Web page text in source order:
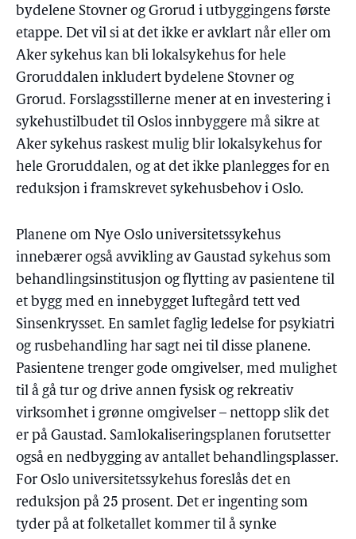
bydelene Stovner og Grorud i utbyggingens første
etappe. Det vil si at det ikke er avklart når eller om
Aker sykehus kan bli lokalsykehus for hele
Groruddalen inkludert bydelene Stovner og
Grorud. Forslagsstillerne mener at en investering i
sykehustilbudet til Oslos innbyggere må sikre at
Aker sykehus raskest mulig blir lokalsykehus for
hele Groruddalen, og at det ikke planlegges for en
reduksjon i framskrevet sykehusbehov i Oslo.
Planene om Nye Oslo universitetssykehus
innebærer også avvikling av Gaustad sykehus som
behandlingsinstitusjon og flytting av pasientene til
et bygg med en innebygget luftegård tett ved
Sinsenkrysset. En samlet faglig ledelse for psykiatri
og rusbehandling har sagt nei til disse planene.
Pasientene trenger gode omgivelser, med mulighet
til å gå tur og drive annen fysisk og rekreativ
virksomhet i grønne omgivelser – nettopp slik det
er på Gaustad. Samlokaliseringsplanen forutsetter
også en nedbygging av antallet behandlingsplasser.
For Oslo universitetssykehus foreslås det en
reduksjon på 25 prosent. Det er ingenting som
tyder på at folketallet kommer til å synke